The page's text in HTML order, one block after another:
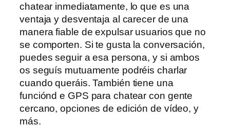
chatear inmediatamente, lo que es una
ventaja y desventaja al carecer de una
manera fiable de expulsar usuarios que no
se comporten. Si te gusta la conversación,
puedes seguir a esa persona, y si ambos
os seguís mutuamente podréis charlar
cuando queráis. También tiene una
funciónd e GPS para chatear con gente
cercano, opciones de edición de vídeo, y
más.